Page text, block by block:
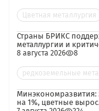
Цветная металлургия
Страны БРИКС
металлургии и
8 августа 2026 8
редкоземельные
Минэкономразвития:
на 1%, цветные